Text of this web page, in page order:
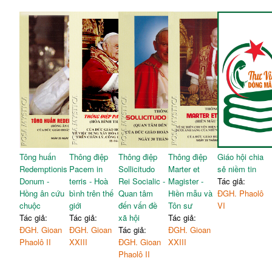
Tông huấn
Redemptionis
Donum -
Hồng ân cứu
chuộc
Tác giả:
ĐGH. Gioan
Phaolô II
Thông điệp
Pacem in
terris - Hoà
bình trên thế
giới
Tác giả:
ĐGH. Gioan
XXIII
Thông điệp
Sollicitudo
Rei Socialic -
Quan tâm
đến vấn đề
xã hội
Tác giả:
ĐGH. Gioan
Phaolô II
Thông điệp
Marter et
Magister -
Hiền mẫu và
Tôn sư
Tác giả:
ĐGH. Gioan
XXIII
Giáo hội chia
sẻ niềm tin
Tác giả:
ĐGH. Phaolô
VI